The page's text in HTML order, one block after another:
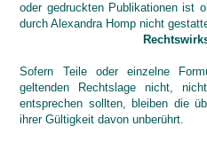
oder gedruckten Publikationen ist
durch Alexandra Homp nicht
Sofern Teile oder einzelne
geltenden Rechtslage nicht,
entsprechen sollten, bleiben die
ihrer Gültigkeit davon unberührt.